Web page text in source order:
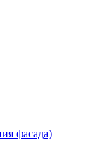
фасада)